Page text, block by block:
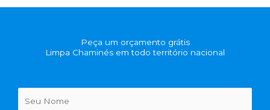
Peça um orçamento grátis
Limpa Chaminés em todo território nacional